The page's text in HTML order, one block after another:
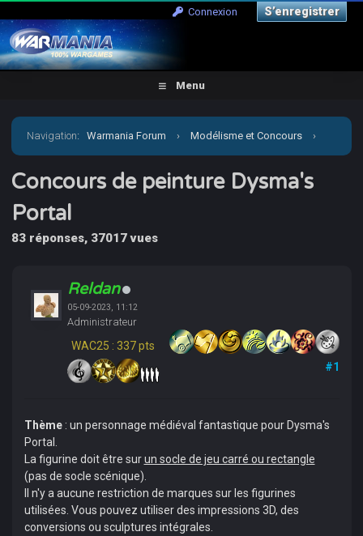
Connexion S’enregistrer
Menu
Navigation:Warmania Forum › Modélisme et Concours ›
Concours & défis › Concours de peinture Dysma's Portal
Concours de peinture Dysma's
Portal
83 réponses, 37017 vues
Reldan
05-09-2023, 11:12
Administrateur
WAC25 : 337 pts
#1
Thème: un personnage médiéval fantastique pour Dysma's
Portal.
La figurine doit être surun socle de jeu carré ou rectangle
(pas de socle scénique).
Il n'y a aucune restriction de marques sur les figurines
utilisées. Vous pouvez utiliser des impressions 3D, des
conversions ou sculptures intégrales.